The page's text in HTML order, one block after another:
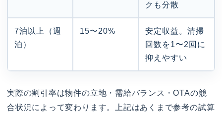
クも分散
7泊以上（週
泊）
15〜20%
安定収益。清掃
回数を1〜2回に
抑えやすい
実際の割引率は物件の立地・需給バランス・OTAの競
合状況によって変わります。上記はあくまで参考の試算